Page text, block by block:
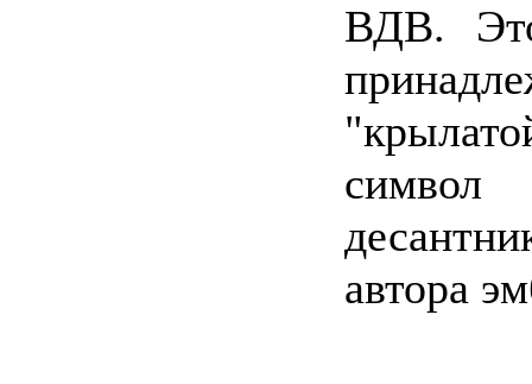
ВДВ.
символ
автора